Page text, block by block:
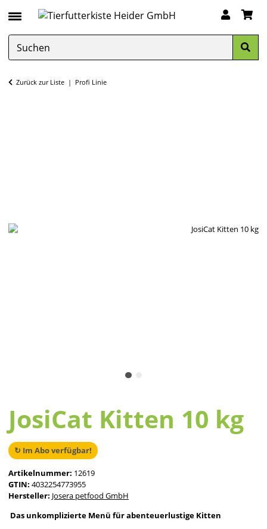
Zurück zur Liste Profi Linie
JosiCat Kitten 10 kg
↻ Im Abo verfügbar!
Artikelnummer: 12619
GTIN: 4032254773955
Hersteller: Josera petfood GmbH
Das unkomplizierte Menü für abenteuerlustige Kitten